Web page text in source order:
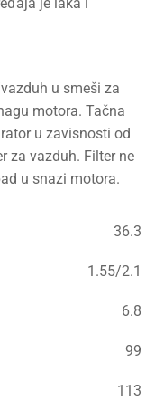
je laka i
u smeši za
motora. Tačna
u zavisnosti od
za vazduh. Filter ne
u snazi motora.
36.3
1.55/2.1
6.8
99
113